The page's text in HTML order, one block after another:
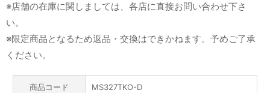
※店舗の在庫に関しましては、各店に直接お問い合わせ下さ
い。
※限定商品となるため返品・交換はできかねます。予めご了承
ください。
商品コード MS327TKO-D